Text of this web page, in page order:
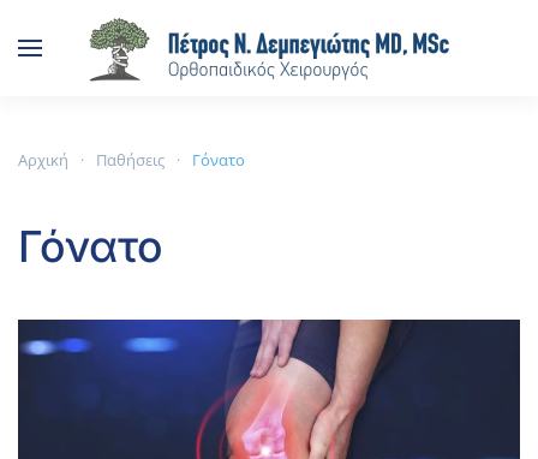
Skip to main content
Αρχική Παθήσεις Γόνατο
Γόνατο